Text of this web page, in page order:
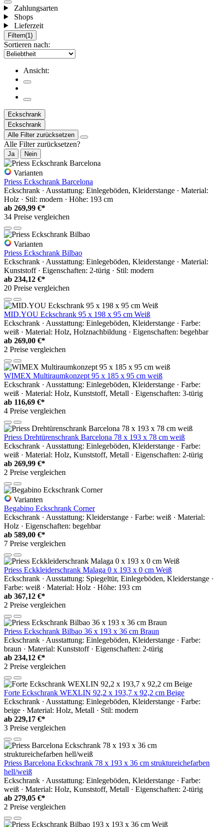
Zahlungsarten
Shops
Lieferzeit
Filtern(1)
Sortieren nach:
Ansicht:
Eckschrank
Eckschrank
Alle Filter zurücksetzen
Alle Filter zurücksetzen?
Ja Nein
Varianten
Priess Eckschrank Barcelona
Eckschrank · Ausstattung: Einlegeböden, Kleiderstange · Material:
Holz · Stil: modern · Höhe: 193 cm
ab 269,99 €*
34 Preise vergleichen
Varianten
Priess Eckschrank Bilbao
Eckschrank · Ausstattung: Einlegeböden, Kleiderstange · Material:
Kunststoff · Eigenschaften: 2-türig · Stil: modern
ab 234,12 €*
20 Preise vergleichen
MID.YOU Eckschrank 95 x 198 x 95 cm Weiß
Eckschrank · Ausstattung: Einlegeböden, Kleiderstange · Farbe:
weiß · Material: Holz, Holznachbildung · Eigenschaften: begehbar
ab 269,00 €*
2 Preise vergleichen
WIMEX Multiraumkonzept 95 x 185 x 95 cm weiß
Eckschrank · Ausstattung: Einlegeböden, Kleiderstange · Farbe:
weiß · Material: Holz, Kunststoff, Metall · Eigenschaften: 3-türig
ab 116,69 €*
4 Preise vergleichen
Priess Drehtürenschrank Barcelona 78 x 193 x 78 cm weiß
Eckschrank · Ausstattung: Einlegeböden, Kleiderstange · Farbe:
weiß · Material: Holz, Kunststoff, Metall · Eigenschaften: 2-türig
ab 269,99 €*
2 Preise vergleichen
Varianten
Begabino Eckschrank Corner
Eckschrank · Ausstattung: Kleiderstange · Farbe: weiß · Material:
Holz · Eigenschaften: begehbar
ab 589,00 €*
7 Preise vergleichen
Priess Eckkleiderschrank Malaga 0 x 193 x 0 cm Weiß
Eckschrank · Ausstattung: Spiegeltür, Einlegeböden, Kleiderstange ·
Farbe: weiß · Material: Holz · Höhe: 193 cm
ab 367,12 €*
2 Preise vergleichen
Priess Eckschrank Bilbao 36 x 193 x 36 cm Braun
Eckschrank · Ausstattung: Einlegeböden, Kleiderstange · Farbe:
braun · Material: Kunststoff · Eigenschaften: 2-türig
ab 234,12 €*
2 Preise vergleichen
Forte Eckschrank WEXLIN 92,2 x 193,7 x 92,2 cm Beige
Eckschrank · Ausstattung: Einlegeböden, Kleiderstange · Farbe:
beige · Material: Holz, Metall · Stil: modern
ab 229,17 €*
3 Preise vergleichen
Priess Barcelona Eckschrank 78 x 193 x 36 cm struktureichefarben
hell/weiß
Eckschrank · Ausstattung: Einlegeböden, Kleiderstange · Farbe:
weiß · Material: Holz, Kunststoff, Metall · Eigenschaften: 2-türig
ab 279,05 €*
2 Preise vergleichen